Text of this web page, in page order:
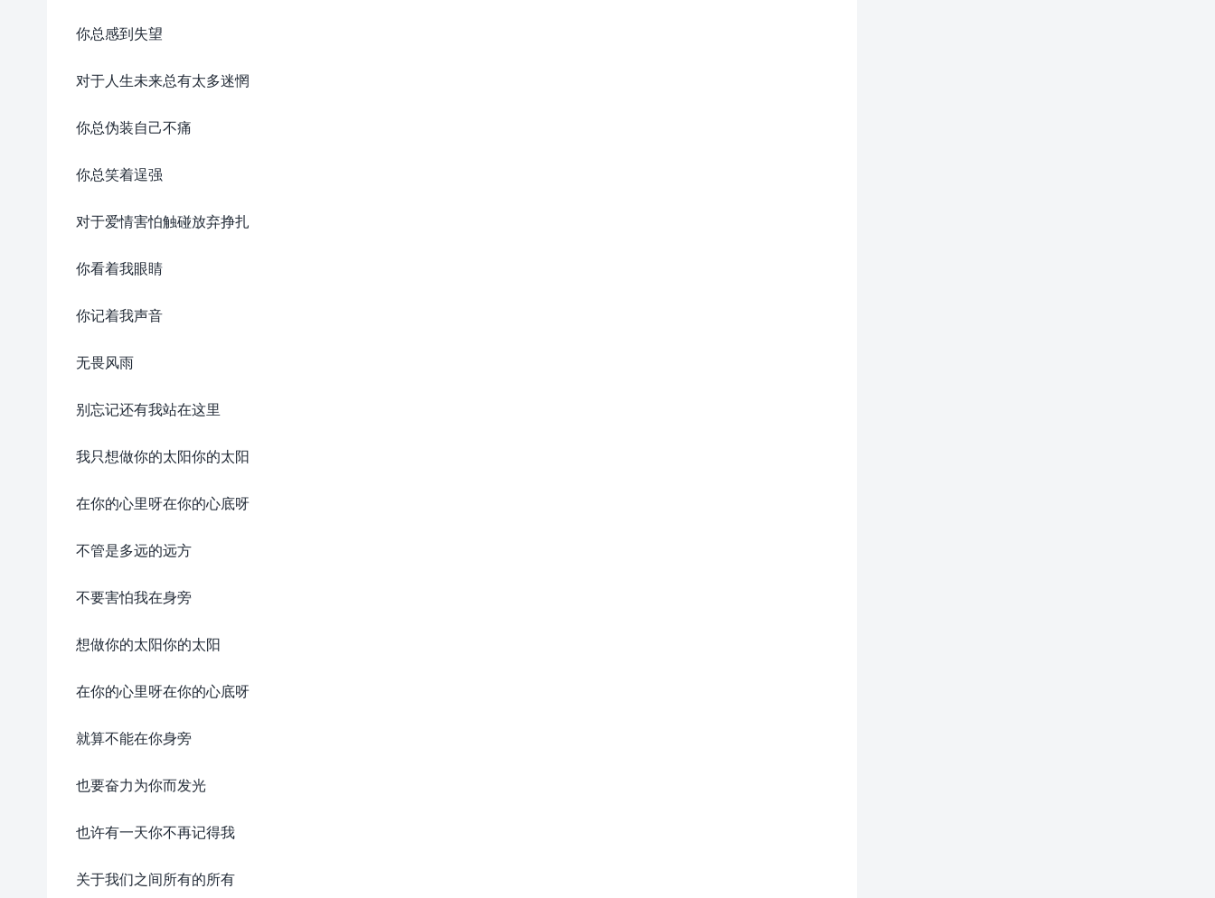
你总感到失望
对于人生未来总有太多迷惘
你总伪装自己不痛
你总笑着逞强
对于爱情害怕触碰放弃挣扎
你看着我眼睛
你记着我声音
无畏风雨
别忘记还有我站在这里
我只想做你的太阳你的太阳
在你的心里呀在你的心底呀
不管是多远的远方
不要害怕我在身旁
想做你的太阳你的太阳
在你的心里呀在你的心底呀
就算不能在你身旁
也要奋力为你而发光
也许有一天你不再记得我
关于我们之间所有的所有